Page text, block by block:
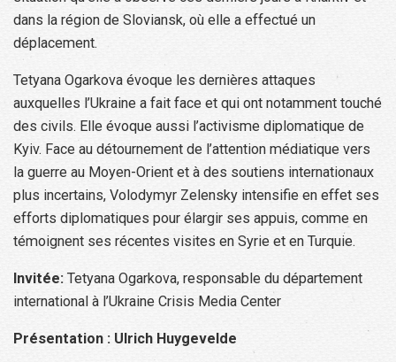
dans la région de Sloviansk, où elle a effectué un
déplacement.
Tetyana Ogarkova évoque les dernières attaques
auxquelles l’Ukraine a fait face et qui ont notamment touché
des civils. Elle évoque aussi l’activisme diplomatique de
Kyiv. Face au détournement de l’attention médiatique vers
la guerre au Moyen-Orient et à des soutiens internationaux
plus incertains, Volodymyr Zelensky intensifie en effet ses
efforts diplomatiques pour élargir ses appuis, comme en
témoignent ses récentes visites en Syrie et en Turquie.
Invitée: Tetyana Ogarkova, responsable du département
international à l’Ukraine Crisis Media Center
Présentation : Ulrich Huygevelde